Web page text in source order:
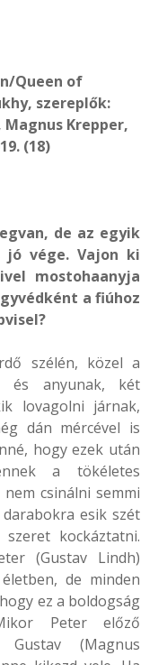
Queen of
szereplők:
Krepper,
(18)
de az egyik
jó vége. Vajon ki
mostohaanyja
a fiúhoz
szélén, közel a
és anyunak, két
lovagolni járnak,
dán mércével is
hogy ezek után
a tökéletes
csinálni semmi
esik szét
kockáztatni.
(Gustav Lindh)
de minden
ez a boldogság
Peter előző
(Magnus